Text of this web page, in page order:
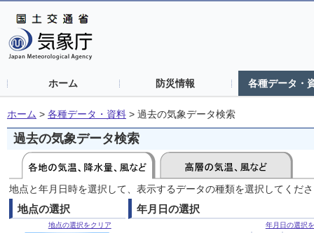
ホーム 防災情報 各種データ・
ホーム > 各種データ・資料 > 過去の気象データ検索
過去の気象データ検索
地点と年月日時を選択して、表示するデータの種類を選択してくだ
地点の選択
地点の選択をクリア
年月日の選択
年月日の選択